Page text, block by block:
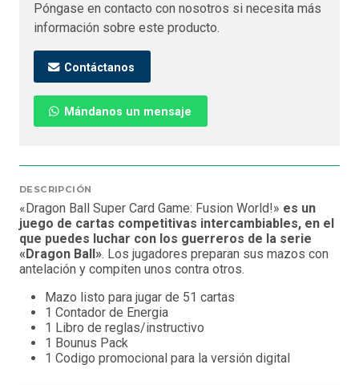
Póngase en contacto con nosotros si necesita más
información sobre este producto.
Contáctanos
Mándanos un mensaje
DESCRIPCIÓN
«Dragon Ball Super Card Game: Fusion World!» es un
juego de cartas competitivas intercambiables, en el
que puedes luchar con los guerreros de la serie
«Dragon Ball». Los jugadores preparan sus mazos con
antelación y compiten unos contra otros.
Mazo listo para jugar de 51 cartas
1 Contador de Energia
1 Libro de reglas/instructivo
1 Bounus Pack
1 Codigo promocional para la versión digital